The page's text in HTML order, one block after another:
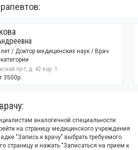
Анастасия Александровна
Стаж 19 лет
Светлановский пр-т, д. 42 кор. 1
аналогичной специальности
на страницу медицинского учреждения
"Запись к врачу" выбрать требуемого
страницу и нажать "Записаться на прием к